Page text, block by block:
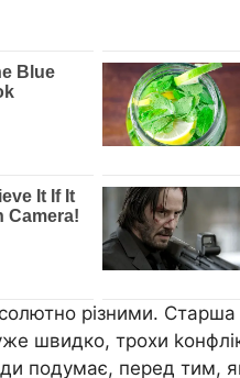
різними.
швидко, трохи
подумає, перед тим,